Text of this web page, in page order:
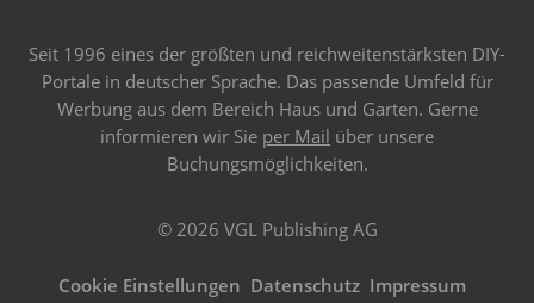
Seit 1996 eines der größten und reichweitenstärksten DIY-
Portale in deutscher Sprache. Das passende Umfeld für
Werbung aus dem Bereich Haus und Garten. Gerne
informieren wir Sie per Mail über unsere
Buchungsmöglichkeiten.
© 2026 VGL Publishing AG
Cookie Einstellungen Datenschutz Impressum